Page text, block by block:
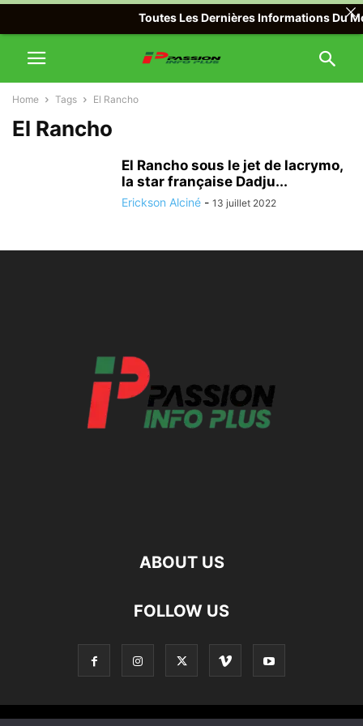
Home Tags El Rancho
El Rancho
El Rancho sous le jet de lacrymo,
la star française Dadju...
Erickson Alciné - 13 juillet 2022
ABOUT US
FOLLOW US
Toutes Les Dernières Informations Du